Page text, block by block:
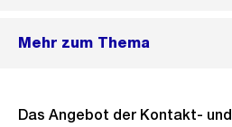
Mehr zum Thema
Das Angebot der Kontakt-